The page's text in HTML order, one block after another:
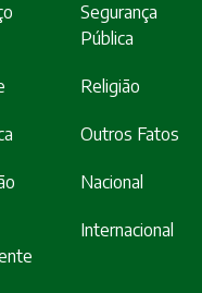
Segurança
Pública
Religião
Outros Fatos
Nacional
Internacional